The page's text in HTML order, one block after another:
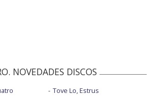
NOVEDADES DISCOS
Tove Lo, Estrus